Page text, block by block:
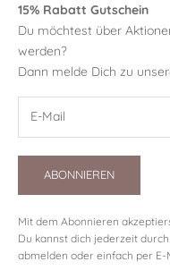
15% Rabatt Gutschein
Du möchtest über
werden?
Dann melde Dich zu
ABONNIEREN
Mit dem Abonnieren
Du kannst dich jederzeit
abmelden oder einfach per E-